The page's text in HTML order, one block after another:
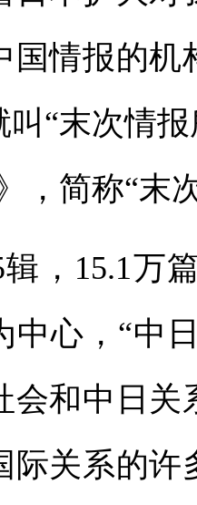
国情报的机
“末次情
，简称“末
15.1万篇
中心，“中
会和中日关
际关系的许